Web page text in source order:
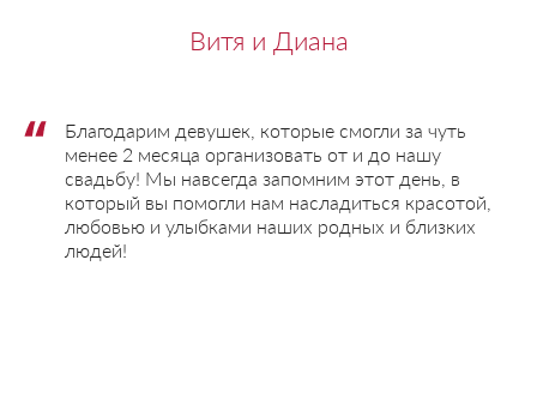
Витя и Диана
Благодарим девушек, которые смогли за чуть
менее 2 месяца организовать от и до нашу
свадьбу! Мы навсегда запомним этот день, в
который вы помогли нам насладиться красотой,
любовью и улыбками наших родных и близких
людей!